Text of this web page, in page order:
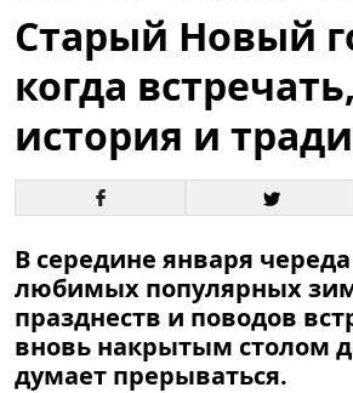
Старый Новый
когда встречать,
история и
В середине января
любимых популярных
празднеств и поводов
вновь накрытым столом
думает прерываться.